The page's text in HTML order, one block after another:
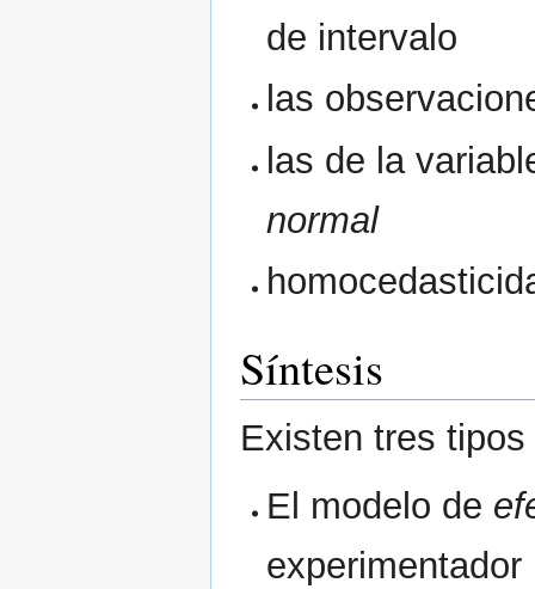
de intervalo
las
las de la
normal
Síntesis
Existen tres
El modelo de